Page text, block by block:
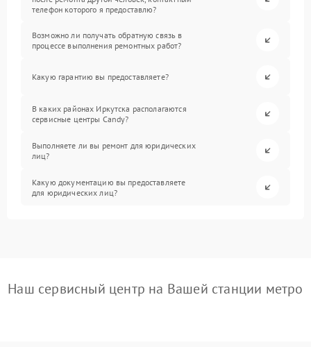
телефон которого я предоставлю?
Возможно ли получать обратную связь в
процессе выполнения ремонтных работ?
Какую гарантию вы предоставляете?
В каких районах Иркутска располагаются
сервисные центры Candy?
Выполняете ли вы ремонт для юридических
лиц?
Какую документацию вы предоставляете
для юридических лиц?
Наш сервисный центр на Вашей станции метро